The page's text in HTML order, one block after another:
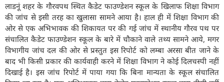
लाडनूं शहर के गौरवपथ स्थित कैडेट फाउण्डेशन स्कूल के खिलाफ शिक्षा विभाग
की जांच से इसी तरह का खुलासा सामने आया है। हाल ही में शिक्षा विभाग की
ओर से एक अभिभावक की शिकायत पर की गई जांच में स्थानीय गौरव पथ पर
संचालित कैडेट फाउण्डेशन स्कूल के बारे में चौकाने वाले तथ्य सामने आये, मगर
विभागीय जांच दल की ओर से प्रस्तुत इस रिपोर्ट को लम्बा अरसा बीत जाने के
बाद भी किसी प्रकार की कार्यवाही करने में शिक्षा विभाग ने कोई दिलचस्पी नहीं
दिखाई है। इस जांच रिपोर्ट में पाया गया कि बिना मान्यता के स्कूल संचालित